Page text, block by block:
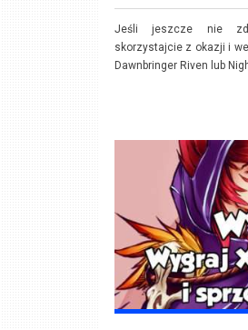
Jeśli jeszcze nie
skorzystajcie z okazji i
Dawnbringer Riven lub